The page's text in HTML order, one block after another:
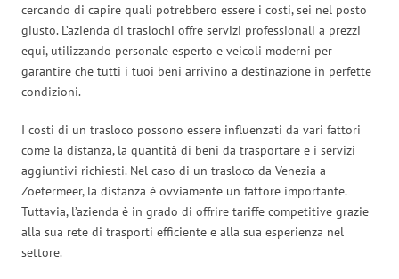
cercando di capire quali potrebbero essere i costi, sei nel posto
giusto. L’azienda di traslochi offre servizi professionali a prezzi
equi, utilizzando personale esperto e veicoli moderni per
garantire che tutti i tuoi beni arrivino a destinazione in perfette
condizioni.
I costi di un trasloco possono essere influenzati da vari fattori
come la distanza, la quantità di beni da trasportare e i servizi
aggiuntivi richiesti. Nel caso di un trasloco da Venezia a
Zoetermeer, la distanza è ovviamente un fattore importante.
Tuttavia, l’azienda è in grado di offrire tariffe competitive grazie
alla sua rete di trasporti efficiente e alla sua esperienza nel
settore.